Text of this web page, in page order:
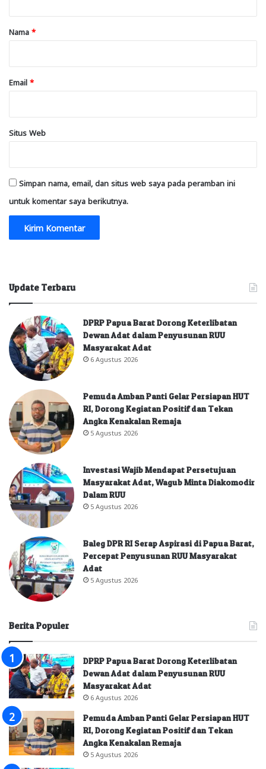
rNama *
Email *
Situs Web
Simpan nama, email, dan situs web saya pada peramban ini
untuk komentar saya berikutnya.
Update Terbaru
DPRP Papua Barat Dorong Keterlibatan
Dewan Adat dalam Penyusunan RUU
Masyarakat Adat
6 Agustus 2026
Pemuda Amban Panti Gelar Persiapan HUT
RI, Dorong Kegiatan Positif dan Tekan
Angka Kenakalan Remaja
5 Agustus 2026
Investasi Wajib Mendapat Persetujuan
Masyarakat Adat, Wagub Minta Diakomodir
Dalam RUU
5 Agustus 2026
Baleg DPR RI Serap Aspirasi di Papua Barat,
Percepat Penyusunan RUU Masyarakat
Adat
5 Agustus 2026
Berita Populer
DPRP Papua Barat Dorong Keterlibatan
Dewan Adat dalam Penyusunan RUU
Masyarakat Adat
6 Agustus 2026
Pemuda Amban Panti Gelar Persiapan HUT
RI, Dorong Kegiatan Positif dan Tekan
Angka Kenakalan Remaja
5 Agustus 2026